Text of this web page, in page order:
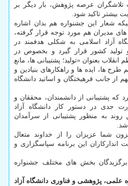
عرصه پژوهش، بار دیگر بر
بیشتر تاکید شود.
شعار این جشنواره هم بدان اشاره
مدیران هم مورد توجه قرار گرفته،
آزاد اسلامی به شکلی هدفمند در
تولید کشور قرار گیرد و بخصوص در
بعنوان «تولید؛ پشتیبانی ها، مانع
ها، ایده ها و راهکارهای بنیادین و
جانب فرهیختگان و اساتید دانشگاه
که پشتیبانی از دانشمندان، محققان و
جدی در دستور کار دانشگاه آزاد
روند به منظور پشتیبانی از سرآمدان
شد.
شما عزیزان را از خداوند متعال
این برنامه سپاسگزاری و
بخش های مختلف جشنواره
علمی، پژوهشی و فناوری دانشگاه آزاد